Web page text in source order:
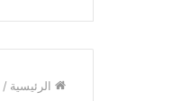
الرئيسية /